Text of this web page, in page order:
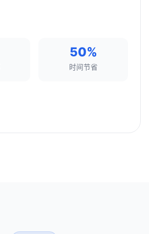
50%
时间节省